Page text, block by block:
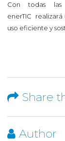
Con todas las
enerTIC
uso eficiente y
Share
Author